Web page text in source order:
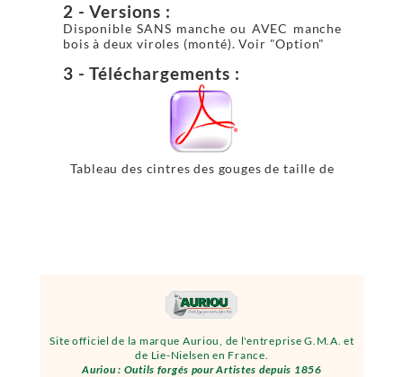
Site officiel de la marque Auriou, de l'entreprise G.M.A. et
de Lie-Nielsen en France.
Auriou : Outils forgés pour Artistes depuis 1856
2 - Versions :
Disponible SANS manche ou AVEC manche
bois à deux viroles (monté). Voir "Option"
3 - Téléchargements :
Tableau des cintres des gouges de taille de